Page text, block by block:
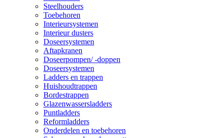
Steelhouders
Toebehoren
Interieursystemen
Interieur dusters
Doseersystemen
Aftapkranen
Doseerpompen/ -doppen
Doseersystemen
Ladders en trappen
Huishoudtrappen
Bordestrappen
Glazenwassersladders
Puntladders
Reformladders
Onderdelen en toebehoren